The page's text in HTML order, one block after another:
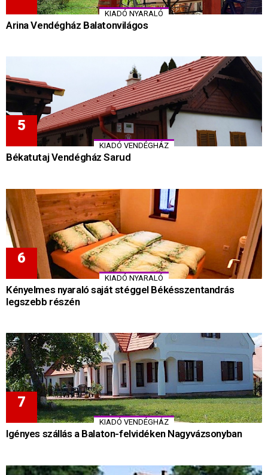
KIADÓ NYARALÓ
Arina Vendégház Balatonvilágos
KIADÓ VENDÉGHÁZ
Békatutaj Vendégház Sarud
KIADÓ NYARALÓ
Kényelmes nyaraló saját stéggel Békésszentandrás
legszebb részén
KIADÓ VENDÉGHÁZ
Igényes szállás a Balaton-felvidéken Nagyvázsonyban